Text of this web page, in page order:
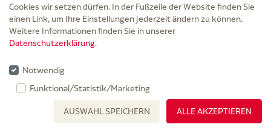
MEHRFACHAUFHÄNGER f.Glas-
Infusionsflaschen Metall
B. Braun Melsungen AG
Cookies wir setzen dürfen. In der Fußzeile der Website finden Sie
einen Link, um Ihre Einstellungen jederzeit ändern zu können.
Weitere Informationen finden Sie in unserer
Datenschutzerklärung.
Notwendig
Funktional/Statistik/Marketing
AUSWAHL SPEICHERN ALLE AKZEPTIEREN